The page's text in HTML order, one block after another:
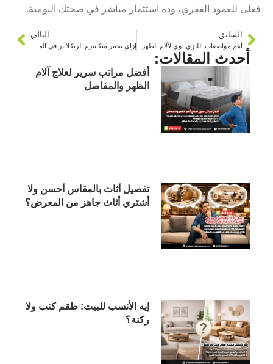
فعلي للعمود الفقري، وده استثمار مباشر في صحتك اليومية.
السابق
أهم مواصفات الليزي بوي لآلام الظهر
التالي
أحدث المقالات:
أفضل مراتب سرير لعلاج آلام
الظهر والمفاصل
تفصيل أثاث بالمقاس أحسن ولا
أشتري أثاث جاهز من المعرض؟
إيه الأنسب للبيت: طقم كنب ولا
ركنة؟